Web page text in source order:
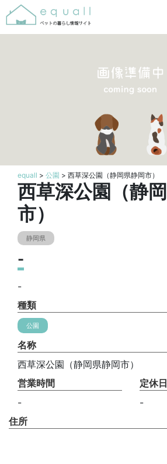
equall > 公園 > 西草深公園（静岡県静岡市）
西草深公園（静
市）
静岡県
-
-
種類
公園
名称
西草深公園（静岡県静岡市）
営業時間
-
定休日
-
住所